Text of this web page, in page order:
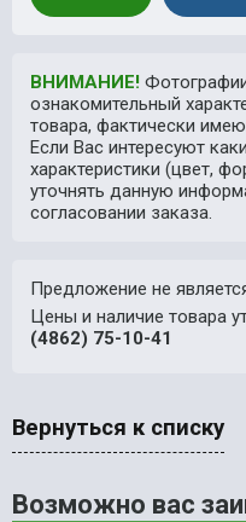
ВНИМАНИЕ!
ознакомительный
товара, фактически
Если Вас интересуют
характеристики (цвет,
уточнять данную
согласовании заказа.
Предложение не
Цены и наличие товара
(4862) 75-10-41
Вернуться к списку
Возможно вас